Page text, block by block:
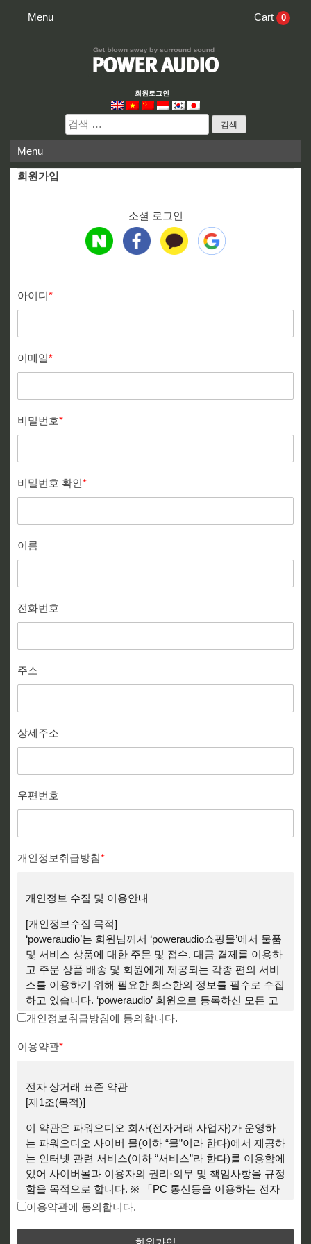
content
Menu Cart 0
회원로그인
검
색:
Menu
회원가입
소셜 로그인
아이디*
이메일*
비밀번호*
비밀번호 확인*
이름
전화번호
주소
상세주소
우편번호
개인정보취급방침*
개인정보 수집 및 이용안내
[개인정보수집 목적]
‘poweraudio’는 회원님께서 ‘poweraudio쇼핑몰’에서 물품
및 서비스 상품에 대한 주문 및 접수, 대금 결제를 이용하
고 주문 상품 배송 및 회원에게 제공되는 각종 편의 서비
스를 이용하기 위해 필요한 최소한의 정보를 필수로 수집
하고 있습니다. ‘poweraudio’ 회원으로 등록하신 모든 고
객의 개인정보는 위에서 밝힌 목적이외에는 절대로 사용
될 경우에 반드시 ‘poweraudio’ 회원으로 등록하신 모든
[개인정보 수집 항목]
‘poweraudio’ 회원을 대상으로 각종 서비스를 제공하기
① 성명
② 주민등록번호
③ 이메일주소
④ 비밀번호
⑤ 주소
⑥ 전화번호
개인정보취급방침에 동의합니다.
이용약관*
전자 상거래 표준 약관
[제1조(목적)]
이 약관은 파워오디오 회사(전자거래 사업자)가 운영하
는 파워오디오 사이버 몰(이하 “몰”이라 한다)에서 제공하
는 인터넷 관련 서비스(이하 “서비스”라 한다)를 이용함에
있어 사이버몰과 이용자의 권리·의무 및 책임사항을 규정
함을 목적으로 합니다. ※ 「PC 통신등을 이용하는 전자
거래에 대해서도 그 성질에 반하지 않는 한 이 약관을 준
이용약관에 동의합니다.